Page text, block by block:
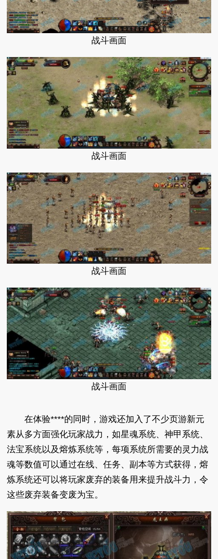
战斗画面
战斗画面
战斗画面
战斗画面
在体验****的同时，游戏还加入了不少页游新元
素从多方面强化玩家战力，如星魂系统、神甲系统、
法宝系统以及熔炼系统等，每项系统所需要的灵力战
魂等数值可以通过在线、任务、副本等方式获得，熔
炼系统还可以将玩家废弃的装备用来提升战斗力，令
这些废弃装备变废为宝。